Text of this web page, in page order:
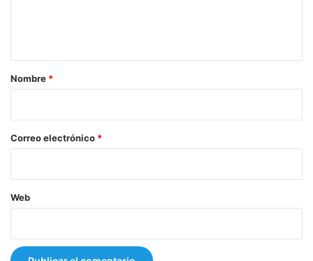
r
*
Nombre *
Correo electrónico *
Web